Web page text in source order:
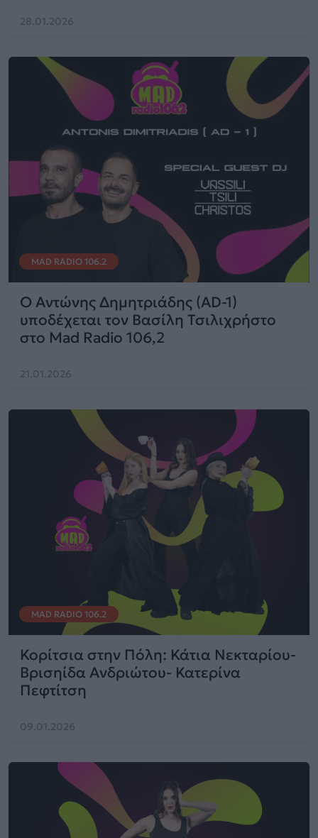
28.01.2026
MAD RADIO 106.2
Ο Αντώνης Δημητριάδης (AD-1)
υποδέχεται τον Βασίλη Τσιλιχρήστο
στο Mad Radio 106,2
21.01.2026
MAD RADIO 106.2
Κορίτσια στην Πόλη: Κάτια Νεκταρίου-
Βρισηίδα Ανδριώτου- Κατερίνα
Πεφτίτση
09.01.2026